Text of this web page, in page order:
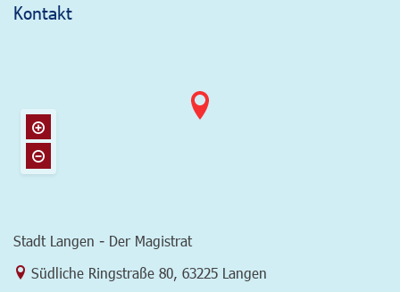
Kontakt
Stadt Langen - Der Magistrat
Link zur Google-Maps Navigation
Südliche Ringstraße 80, 63225 Langen